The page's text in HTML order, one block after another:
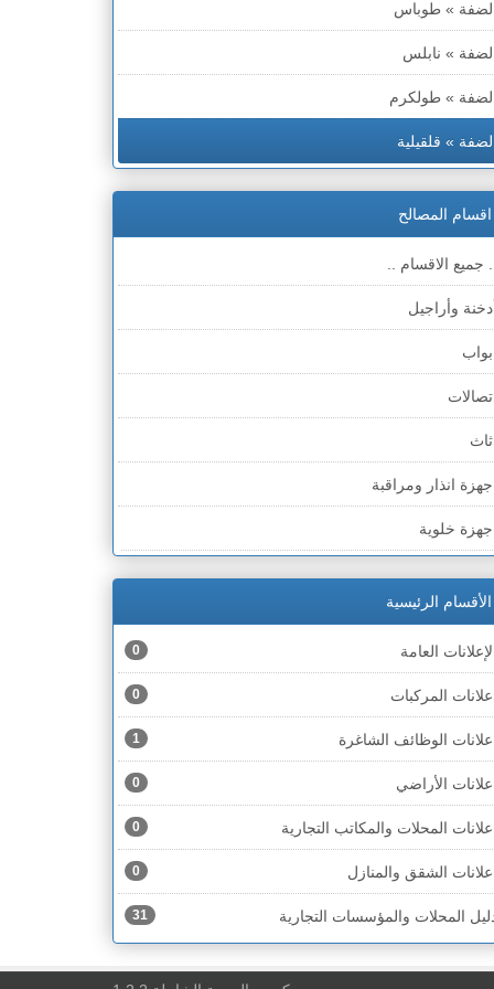
» طوباس
» نابلس
» طولكرم
» قلقيلية
الضفة » رام الله والبيره
» أريحا
» الخليل
» بيت لحم
غزة
الأخضر » حيفا
الأخضر » رهط
الأخضر » أم الفحم
الأخضر » الناصرة
الأخضر » عكا ونهاريا
الأخضر » الجليل
الأخضر » مرج ابن عامر
الأخضر » البطوف
الأخضر » الجولان
الأخضر » الشارون
الأخضر » القدس
اقسام المصالح
.. جميع الاقسام ..
وأراجيل
انذار ومراقبة
خلوية
اجهزة كهربائية
مكتبية
رياضية
صحية
كهربائية
منزلية
الأقسام الرئيسية
العامة 0
المركبات 0
الوظائف الشاغرة 1
الأراضي 0
المحلات والمكاتب التجارية 0
الشقق والمنازل 0
المحلات والمؤسسات التجارية 31